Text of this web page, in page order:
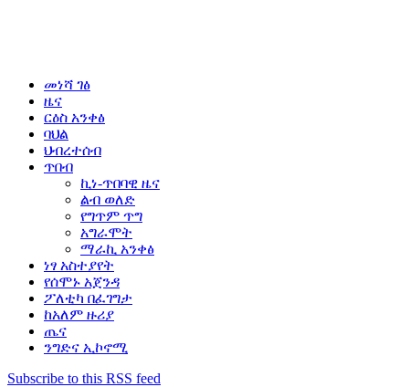
መነሻ ገፅ
ዜና
ርዕስ አንቀፅ
ባህል
ህብረተሰብ
ጥበብ
ኪነ-ጥበባዊ ዜና
ልብ ወለድ
የግጥም ጥግ
አግራሞት
ማራኪ አንቀፅ
ነፃ አስተያየት
የሰሞኑ አጀንዳ
ፖለቲካ በፈገግታ
ከአለም ዙሪያ
ጤና
ንግድና ኢኮኖሚ
Subscribe to this RSS feed